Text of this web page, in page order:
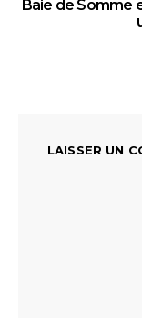
Baie de Somme
LAISSER UN